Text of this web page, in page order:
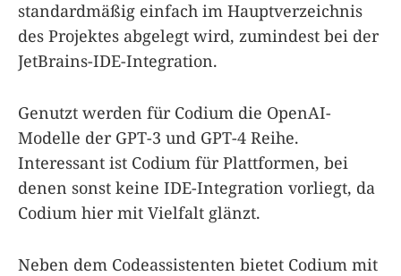
standardmäßig einfach im Hauptverzeichnis
des Projektes abgelegt wird, zumindest bei der
JetBrains-IDE-Integration.
Genutzt werden für Codium die OpenAI-
Modelle der GPT-3 und GPT-4 Reihe.
Interessant ist Codium für Plattformen, bei
denen sonst keine IDE-Integration vorliegt, da
Codium hier mit Vielfalt glänzt.
Neben dem Codeassistenten bietet Codium mit